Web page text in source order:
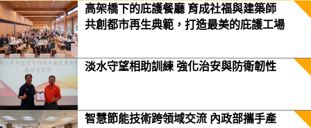
高架橋下的庇護餐廳 育成社福與建築師
共創都市再生典範，打造最美的庇護工場
淡水守望相助訓練 強化治安與防衛韌性
智慧節能技術跨領域交流 內政部攜手產